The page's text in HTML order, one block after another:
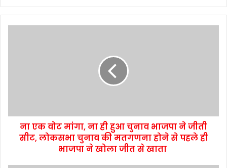
ना एक वोट मांगा, ना ही हुआ चुनाव भाजपा ने जीती
सीट, लोकसभा चुनाव की मतगणना होने से पहले ही
भाजपा ने खोला जीत से खाता